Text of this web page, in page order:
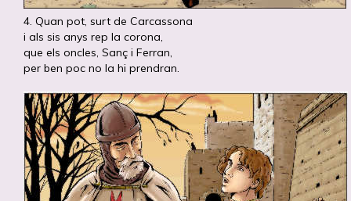
4. Quan pot, surt de Carcassona
i als sis anys rep la corona,
que els oncles, Sanç i Ferran,
per ben poc no la hi prendran.